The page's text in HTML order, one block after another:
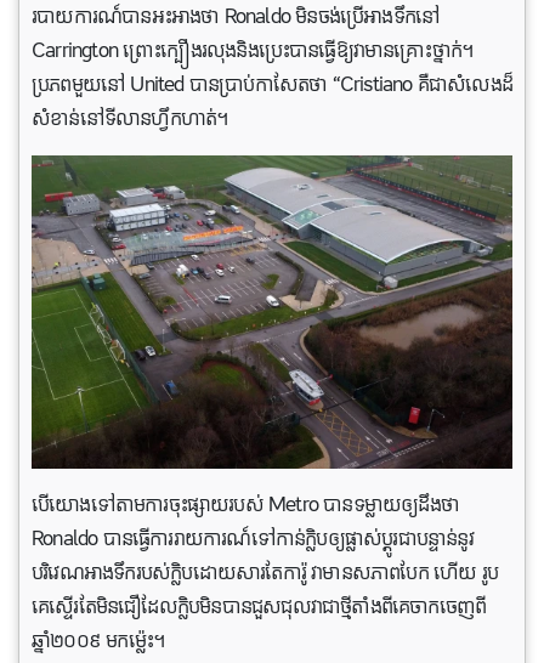
របាយការណ៍​បាន​អះអាង​ថា Ronaldo មិនចង់​ប្រើ​អាង​ទឹក​នៅ
Carrington ព្រោះ​ក្បឿង​រលុង​និង​ប្រេះ​បាន​ធ្វើ​ឱ្យ​វា​មាន​គ្រោះថ្នាក់។
ប្រភពមួយនៅ United បានប្រាប់កាសែតថា “Cristiano គឺជាសំលេងដ៏
សំខាន់នៅទីលានហ្វឹកហាត់។
បើយោងទៅតាមការចុះផ្សាយរបស់ Metro បានទម្លាយឲ្យដឹងថា
Ronaldo បានធ្វើការរាយការណ៍ទៅកាន់ក្លិបឲ្យផ្លាស់ប្តូរជាបន្ទាន់នូវ
បរិវេណអាងទឹករបស់ក្លិបដោយសារតែការ៉ូ វាមានសភាពបែក ហើយ រូប
គេស្ទើរតែមិនជឿដែលក្លិបមិនបានជួសជុលវាជាថ្មីតាំងពីគេចាកចេញពី
ឆ្នាំ២០០៩ មកម្ល៉េះ។